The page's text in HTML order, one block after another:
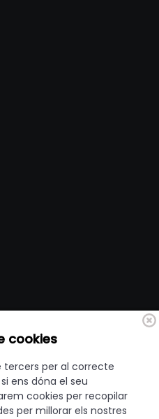
cookies
tercers per al correcte
ens dóna el seu
cookies per recopilar
per millorar els nostres